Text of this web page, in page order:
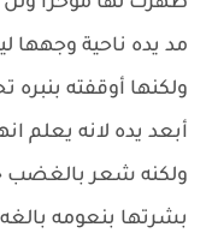
مد يده ناحية
ولكنها أوقفته بنبره
أبعد يده لانه يعلم
ولكنه شعر
بشرتها بنعومه